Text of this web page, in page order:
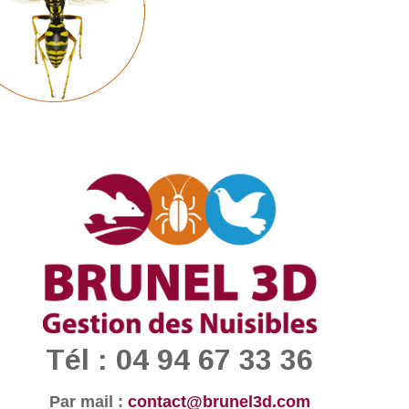
Tél : 04 94 67 33 36
Par mail : contact@brunel3d.com